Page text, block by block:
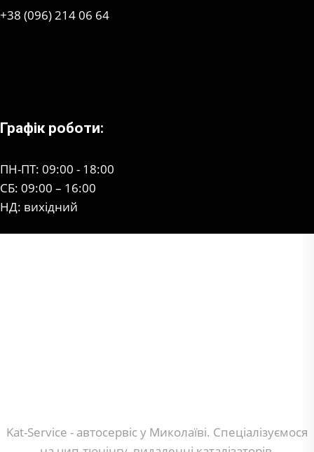
+38 (096) 214 06 64
Графік роботи:
ПН-ПТ: 09:00 - 18:00
СБ: 09:00 – 16:00
НД: вихідний
Kat-Service - автосервіс у Миколаїві. Спеціалізуємося